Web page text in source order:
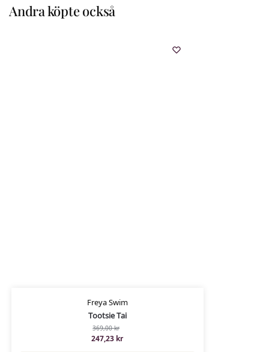
Andra köpte också
Freya Swim
Tootsie Tai
369,00kr
247,23 kr